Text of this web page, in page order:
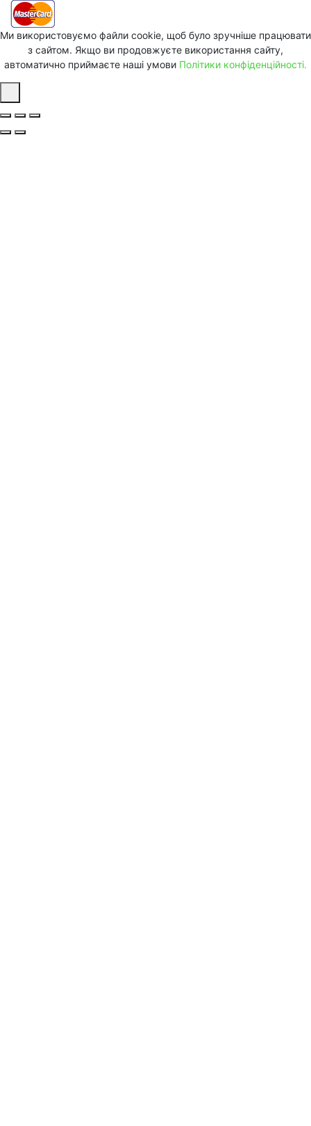
Ми використовуємо файли cookie, щоб було зручніше працювати
з сайтом. Якщо ви продовжуєте використання сайту,
автоматично приймаєте наші умови Політики конфіденційності.